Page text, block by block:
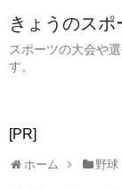
きょうのスポ
スポーツの大会や
す。
[PR]
ホーム 野球